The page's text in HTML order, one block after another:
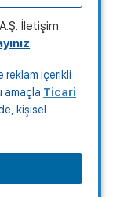
İletişim
reklam içerikli
amaçla Ticari
kişisel